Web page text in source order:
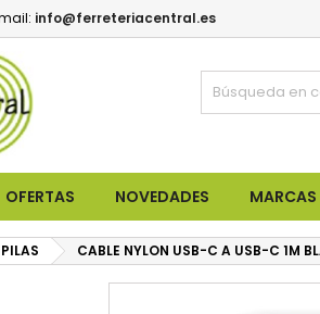
info@ferreteriacentral.es
OFERTAS NOVEDADES MARCAS
PILAS CABLE NYLON USB-C A USB-C 1M